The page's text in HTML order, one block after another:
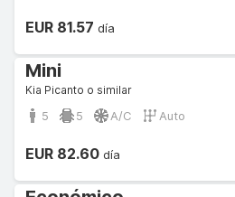
EUR 81.57 día
Mini
Kia Picanto o similar
5 5 A/C Auto
EUR 82.60 día